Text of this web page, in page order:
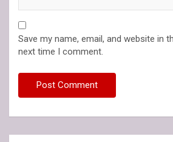
Save my name, email, and website in
next time I comment.